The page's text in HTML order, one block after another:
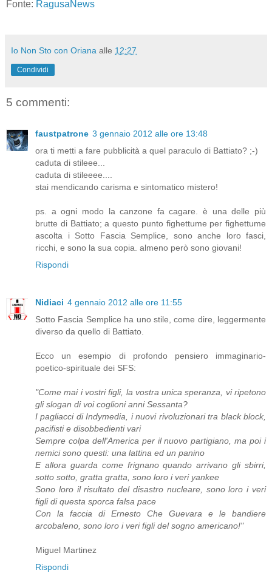
Fonte: RagusaNews
Io Non Sto con Oriana alle 12:27
Condividi
5 commenti:
faustpatrone 3 gennaio 2012 alle ore 13:48
ora ti metti a fare pubblicità a quel paraculo di Battiato? ;-)
caduta di stileee...
caduta di stileeee....
stai mendicando carisma e sintomatico mistero!
ps. a ogni modo la canzone fa cagare. è una delle più
brutte di Battiato; a questo punto fighettume per fighettume
ascolta i Sotto Fascia Semplice, sono anche loro fasci,
ricchi, e sono la sua copia. almeno però sono giovani!
Rispondi
Nidiaci 4 gennaio 2012 alle ore 11:55
Sotto Fascia Semplice ha uno stile, come dire, leggermente
diverso da quello di Battiato.
Ecco un esempio di profondo pensiero immaginario-
poetico-spirituale dei SFS:
"Come mai i vostri figli, la vostra unica speranza, vi ripetono
gli slogan di voi coglioni anni Sessanta?
I pagliacci di Indymedia, i nuovi rivoluzionari tra black block,
pacifisti e disobbedienti vari
Sempre colpa dell'America per il nuovo partigiano, ma poi i
nemici sono questi: una lattina ed un panino
E allora guarda come frignano quando arrivano gli sbirri,
sotto sotto, gratta gratta, sono loro i veri yankee
Sono loro il risultato del disastro nucleare, sono loro i veri
figli di questa sporca falsa pace
Con la faccia di Ernesto Che Guevara e le bandiere
arcobaleno, sono loro i veri figli del sogno americano!"
Miguel Martinez
Rispondi